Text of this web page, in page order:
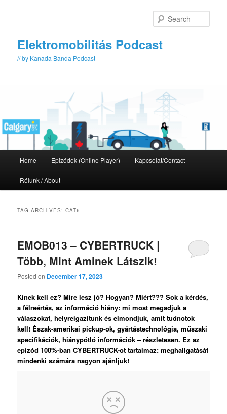
Elektromobilitás Podcast
// by Kanada Banda Podcast
Home Epizódok (Online Player) Kapcsolat/Contact
Rólunk / About
TAG ARCHIVES:CAT6
EMOB013 – CYBERTRUCK |
Több, Mint Aminek Látszik!
Posted on December 17, 2023
Kinek kell ez? Mire lesz jó? Hogyan? Miért??? Sok a kérdés,
a félreértés, az információ hiány: mi most megadjuk a
válaszokat, helyreigazítunk és elmondjuk, amit tudnotok
kell! Észak-amerikai pickup-ok, gyártástechnológia, műszaki
specifikációk, hiánypótló információk – részletesen. Ez az
epizód 100%-ban CYBERTRUCK-ot tartalmaz: meghallgatását
mindenki számára nagyon ajánljuk!